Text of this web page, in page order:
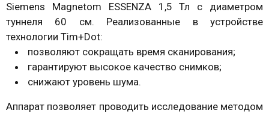
Siemens Magnetom ESSENZA 1,5 Тл с диаметром
туннеля 60 см. Реализованные в устройстве
технологии Tim+Dot:
позволяют сокращать время сканирования;
гарантируют высокое качество снимков;
снижают уровень шума.
Аппарат позволяет проводить исследование методом